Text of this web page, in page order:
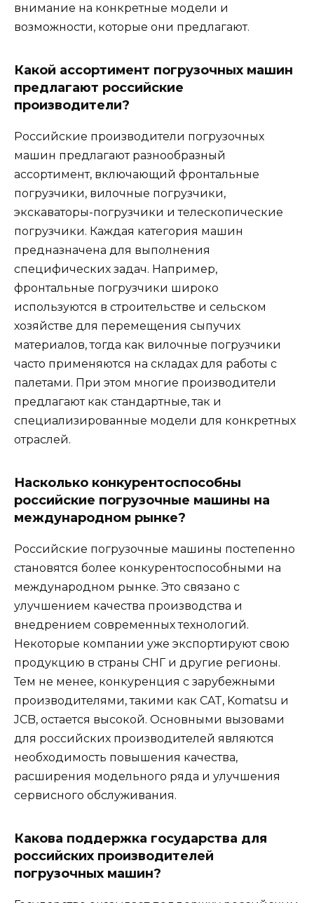
внимание на конкретные модели и
возможности, которые они предлагают.
Какой ассортимент погрузочных машин
предлагают российские
производители?
Российские производители погрузочных
машин предлагают разнообразный
ассортимент, включающий фронтальные
погрузчики, вилочные погрузчики,
экскаваторы-погрузчики и телескопические
погрузчики. Каждая категория машин
предназначена для выполнения
специфических задач. Например,
фронтальные погрузчики широко
используются в строительстве и сельском
хозяйстве для перемещения сыпучих
материалов, тогда как вилочные погрузчики
часто применяются на складах для работы с
палетами. При этом многие производители
предлагают как стандартные, так и
специализированные модели для конкретных
отраслей.
Насколько конкурентоспособны
российские погрузочные машины на
международном рынке?
Российские погрузочные машины постепенно
становятся более конкурентоспособными на
международном рынке. Это связано с
улучшением качества производства и
внедрением современных технологий.
Некоторые компании уже экспортируют свою
продукцию в страны СНГ и другие регионы.
Тем не менее, конкуренция с зарубежными
производителями, такими как CAT, Komatsu и
JCB, остается высокой. Основными вызовами
для российских производителей являются
необходимость повышения качества,
расширения модельного ряда и улучшения
сервисного обслуживания.
Какова поддержка государства для
российских производителей
погрузочных машин?